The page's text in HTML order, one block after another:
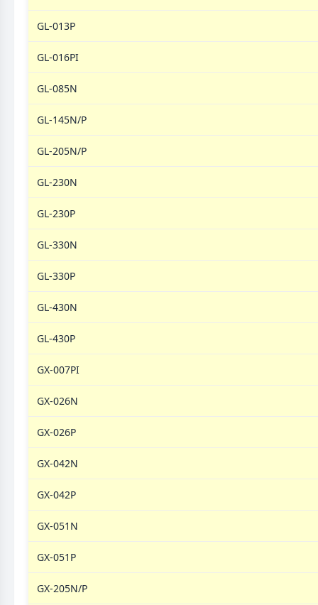
GL-013P
GL-016PI
GL-085N
GL-145N/P
GL-205N/P
GL-230N
GL-230P
GL-330N
GL-330P
GL-430N
GL-430P
GX-007PI
GX-026N
GX-026P
GX-042N
GX-042P
GX-051N
GX-051P
GX-205N/P